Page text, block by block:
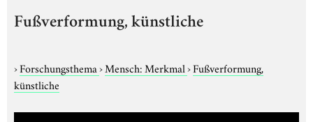
Fußverformung, künstliche
›Forschungsthema›Mensch: Merkmal›Fußverformung,
künstliche